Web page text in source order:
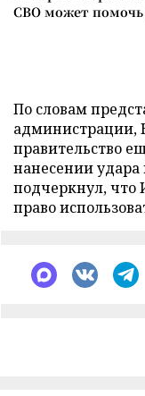
СВО может помочь
По словам
администрации,
правительство
нанесении удара
подчеркнул, что
право